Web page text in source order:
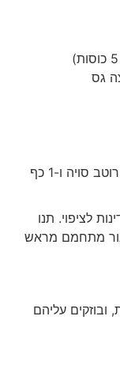
בקערה בינונית טורפים יחד 2 כפות רוטב סויה ו-1 כף
תנו
מתחמם מראש
עליהם